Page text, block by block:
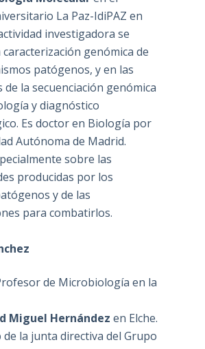
La Paz-IdiPAZ en
investigadora se
genómica de
patógenos, y en las
de la secuenciación genómica
y diagnóstico
Es doctor en Biología por
Autónoma de Madrid.
sobre las
producidas por los
y de las
para combatirlos.
de Microbiología en la
Miguel Hernández en Elche.
de la junta directiva del Grupo